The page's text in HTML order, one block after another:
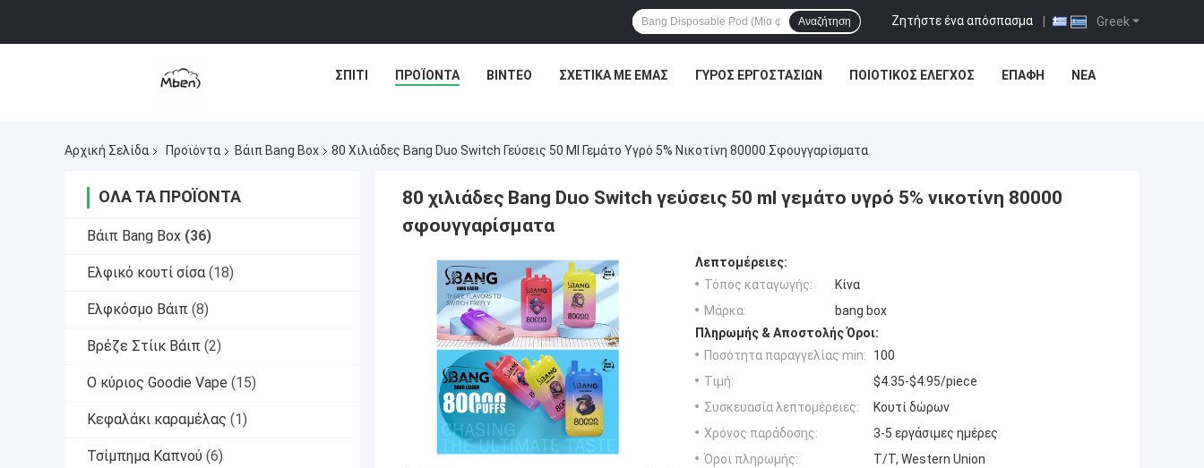
Greek
Ζητήστε ένα απόσπασμα |
Αναζήτηση
ΣΠΊΤΙ ΠΡΟΪΌΝΤΑ ΒΊΝΤΕΟ ΣΧΕΤΙΚΆ ΜΕ ΕΜΆΣ ΓΎΡΟΣ ΕΡΓΟΣΤΑΣΊΩΝ ΠΟΙΟΤΙΚΌΣ ΈΛΕΓΧΟΣ ΕΠΑΦΉ ΝΈΑ
Αρχική Σελίδα Προϊόντα Βάιπ Bang Box 80 Χιλιάδες Bang Duo Switch Γεύσεις 50 Ml Γεμάτο Υγρό 5% Νικοτίνη 80000 Σφουγγαρίσματα
ΌΛΑ ΤΑ ΠΡΟΪΌΝΤΑ
Βάιπ Bang Box (36)
Ελφικό κουτί σίσα (18)
Ελφκόσμο Βάιπ (8)
Βρέζε Στίικ Βάιπ (2)
Ο κύριος Goodie Vape (15)
Κεφαλάκι καραμέλας (1)
Τσίμπημα Καπνού (6)
80 χιλιάδες Bang Duo Switch γεύσεις 50 ml γεμάτο υγρό 5% νικοτίνη 80000
σφουγγαρίσματα
Λεπτομέρειες:
Τόπος καταγωγής:
Κίνα
Μάρκα:
bang box
Πληρωμής & Αποστολής Όροι:
Ποσότητα παραγγελίας min:
100
Τιμή:
$4.35-$4.95/piece
Συσκευασία λεπτομέρειες:
Κουτί δώρων
Χρόνος παράδοσης:
3-5 εργάσιμες ημέρες
Όροι πληρωμής:
T/T, Western Union